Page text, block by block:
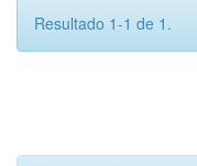
Resultado 1-1 de 1.